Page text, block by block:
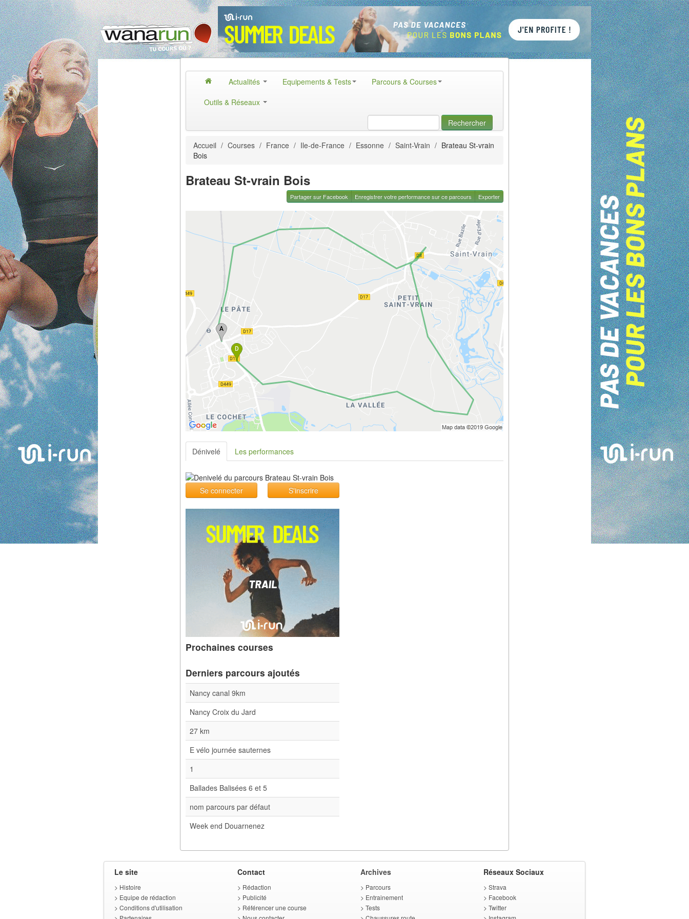
Actualités Equipements & Tests
Parcours & Courses
Outils & Réseaux
Rechercher
Accueil / Courses / France / Ile-de-France / Essonne / Saint-Vrain / Brateau St-vrain
Bois
Brateau St-vrain Bois
Partager sur Facebook Enregistrer votre performance sur ce parcours Exporter
Dénivelé Les performances
Se connecter S'inscrire
Prochaines courses
Derniers parcours ajoutés
Nancy canal 9km
Nancy Croix du Jard
27 km
E vélo journée sauternes
1
Ballades Balisées 6 et 5
nom parcours par défaut
Week end Douarnenez
Le site
> Histoire
> Equipe de rédaction
> Conditions d'utilisation
Contact
> Rédaction
> Publicité
> Référencer une course
Archives
> Parcours
> Entrainement
> Tests
Réseaux Sociaux
> Strava
> Facebook
> Twitter